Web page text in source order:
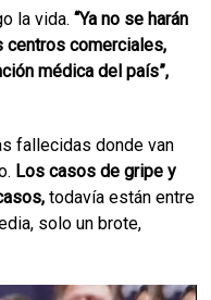
la vida. “Ya no se harán
centros comerciales,
médica del país”,
fallecidas donde van
Los casos de gripe y
todavía están entre
solo un brote,